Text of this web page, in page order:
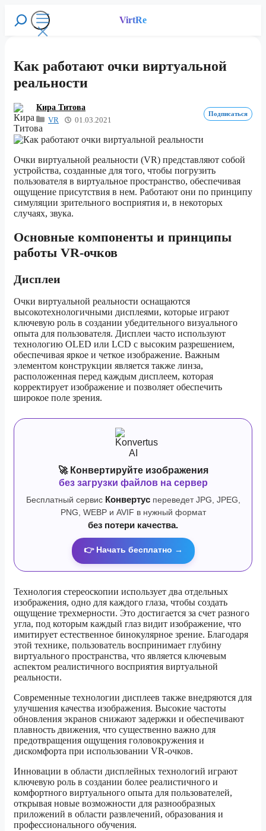
Перейти
содержимому
VirtRe
Меню
Поиск
Как работают очки виртуальной
реальности
Кира Титова
VR
01.03.2021
Подписаться
Очки виртуальной реальности (VR) представляют собой
устройства, созданные для того, чтобы погрузить
пользователя в виртуальное пространство, обеспечивая
ощущение присутствия в нем. Работают они по принципу
симуляции зрительного восприятия и, в некоторых
случаях, звука.
Основные компоненты и принципы
работы VR-очков
Дисплеи
Очки виртуальной реальности оснащаются
высокотехнологичными дисплеями, которые играют
ключевую роль в создании убедительного визуального
опыта для пользователя. Дисплеи часто используют
технологию OLED или LCD с высоким разрешением,
обеспечивая яркое и четкое изображение. Важным
элементом конструкции является также линза,
расположенная перед каждым дисплеем, которая
корректирует изображение и позволяет обеспечить
широкое поле зрения.
🚀 Конвертируйте изображения
без загрузки файлов на сервер
Бесплатный сервис Конвертуспереведет JPG, JPEG,
PNG, WEBP и AVIF в нужный формат
без потери качества.
👉 Начать бесплатно →
Технология стереоскопии использует два отдельных
изображения, одно для каждого глаза, чтобы создать
ощущение трехмерности. Это достигается за счет разного
угла, под которым каждый глаз видит изображение, что
имитирует естественное бинокулярное зрение. Благодаря
этой технике, пользователь воспринимает глубину
виртуального пространства, что является ключевым
аспектом реалистичного восприятия виртуальной
реальности.
Современные технологии дисплеев также внедряются для
улучшения качества изображения. Высокие частоты
обновления экранов снижают задержки и обеспечивают
плавность движения, что существенно важно для
предотвращения ощущения головокружения и
дискомфорта при использовании VR-очков.
Инновации в области дисплейных технологий играют
ключевую роль в создании более реалистичного и
комфортного виртуального опыта для пользователей,
открывая новые возможности для разнообразных
приложений в области развлечений, образования и
профессионального обучения.